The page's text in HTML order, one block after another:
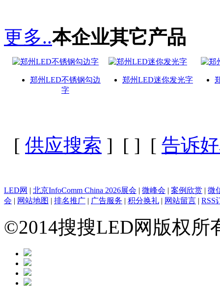
更多..本企业其它产品
郑州LED不锈钢勾边
字
郑州LED迷你发光字
[ 供应搜索 ] [ ] [ 告诉
LED网 北京InfoComm China 2026展会 微峰会 案例欣赏
微
会
网站地图 排名推广 广告服务 积分换礼 网站留言 RSS
©2014搜搜LED网版权